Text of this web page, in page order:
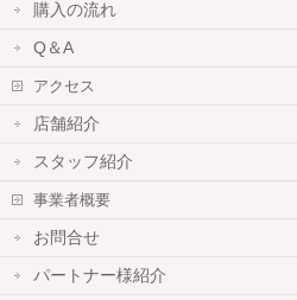
購入の流れ
Q＆A
アクセス
店舗紹介
スタッフ紹介
事業者概要
お問合せ
パートナー様紹介